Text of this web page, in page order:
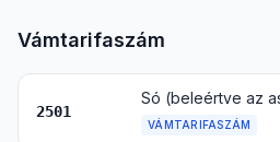
Vámtarifaszám
2501
VÁMTARIFASZÁM